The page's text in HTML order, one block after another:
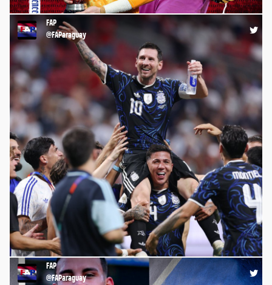
https://t.co/vXu5LXuC3l
11:56 20-07-26
FAP
@FAParaguay
RT @FIFProAmerica: 🌎 Sudamérica en lo más alto, ¡otra vez! 🔗
https://t.co/qwmAr8PQwr @FIFPRO @CONMEBOL
https://t.co/bo9bXCzGwf
00:01 16-07-26
FAP
@FAParaguay